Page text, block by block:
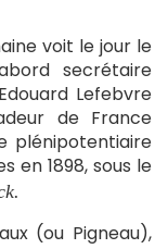
voit le jour le
secrétaire
Lefebvre
de France
plénipotentiaire
en 1898, sous le
(ou Pigneau),